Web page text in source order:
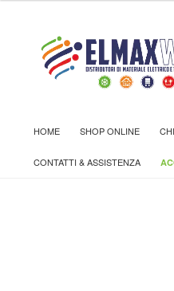
HOME SHOP ONLINE
CONTATTI & ASSISTENZA
Home Shop